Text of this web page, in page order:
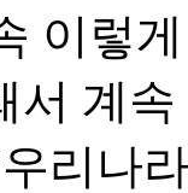
이렇
서 계
리나